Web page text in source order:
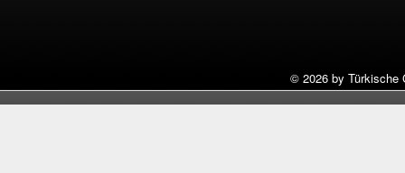
© 2026 by Türkische